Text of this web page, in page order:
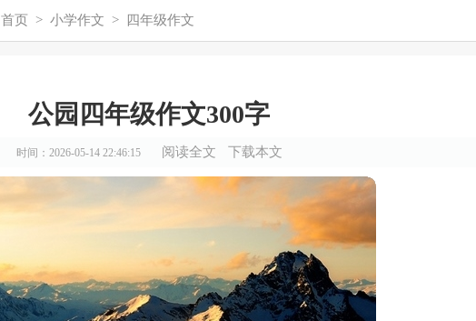
首页 > 小学作文 > 四年级作文
公园四年级作文300字
时间：2026-05-14 22:46:15 阅读全文 下载本文